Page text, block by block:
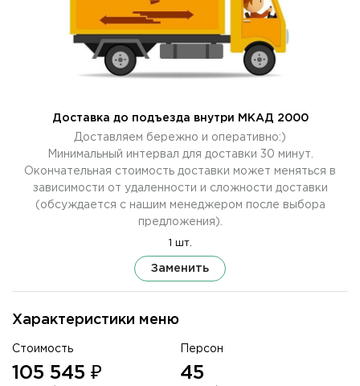
Характеристики меню
Стоимость
105 545 ₽
Персон
45
Доставка до подъезда внутри МКАД 2000
Доставляем бережно и оперативно:)
Минимальный интервал для доставки 30 минут.
Окончательная стоимость доставки может меняться в
зависимости от удаленности и сложности доставки
(обсуждается с нашим менеджером после выбора
предложения).
1 шт.
Заменить